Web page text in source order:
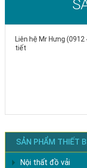
Liên hệ Mr Hưng
tiết
SẢN PHẨM THIẾT
Nội thất đồ vải